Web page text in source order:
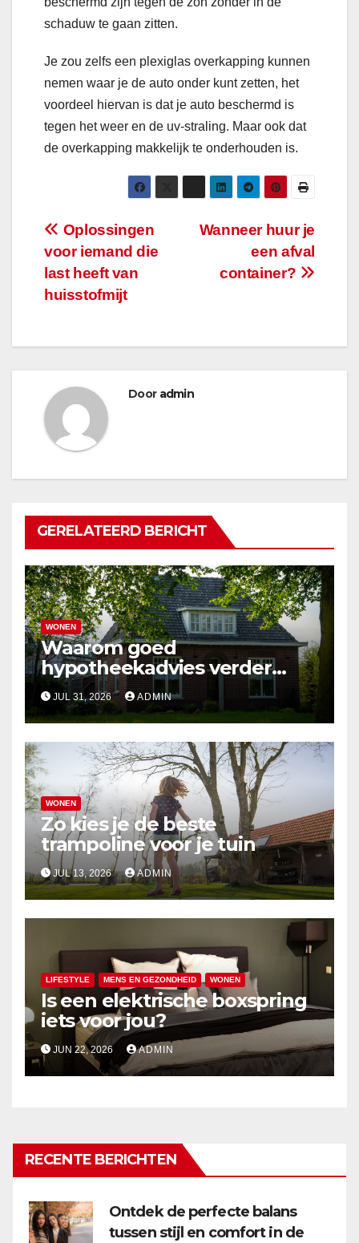
schaduw te gaan zitten.
Je zou zelfs een plexiglas overkapping kunnen
nemen waar je de auto onder kunt zetten, het
voordeel hiervan is dat je auto beschermd is
tegen het weer en de uv-straling. Maar ook dat
de overkapping makkelijk te onderhouden is.
Bericht
navigatie
Wanneer huur je
een afval
container?
Oplossingen
voor iemand die
last heeft van
huisstofmijt
Door admin
GERELATEERD BERICHT
WONEN
Waarom goed
hypotheekadvies verder
gaat dan alleen cijfers
JUL 31, 2026 ADMIN
WONEN
Zo kies je de beste
trampoline voor je tuin
JUL 13, 2026 ADMIN
LIFESTYLE MENS EN GEZONDHEID WONEN
Is een elektrische boxspring
iets voor jou?
JUN 22, 2026 ADMIN
RECENTE BERICHTEN
Ontdek de perfecte balans
tussen stijl en comfort in de